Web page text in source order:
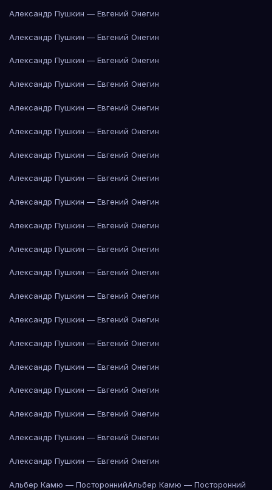
Александр Пушкин — Евгений Онегин
Александр Пушкин — Евгений Онегин
Александр Пушкин — Евгений Онегин
Александр Пушкин — Евгений Онегин
Александр Пушкин — Евгений Онегин
Александр Пушкин — Евгений Онегин
Александр Пушкин — Евгений Онегин
Александр Пушкин — Евгений Онегин
Александр Пушкин — Евгений Онегин
Александр Пушкин — Евгений Онегин
Александр Пушкин — Евгений Онегин
Александр Пушкин — Евгений Онегин
Александр Пушкин — Евгений Онегин
Александр Пушкин — Евгений Онегин
Александр Пушкин — Евгений Онегин
Александр Пушкин — Евгений Онегин
Александр Пушкин — Евгений Онегин
Александр Пушкин — Евгений Онегин
Александр Пушкин — Евгений Онегин
Александр Пушкин — Евгений Онегин
Альбер Камю — ПостороннийАльбер Камю — Посторонний